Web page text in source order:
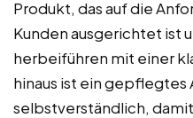
Produkt, das auf die
Kunden ausgerichtet ist
herbeiführen mit einer
hinaus ist ein gepflegtes
selbstverständlich, damit